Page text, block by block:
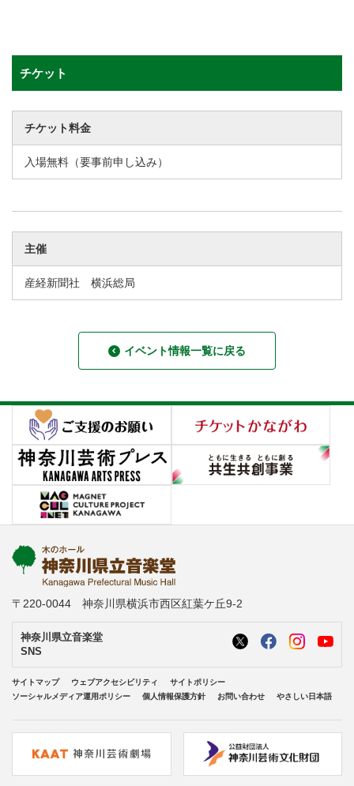
チケット
チケット料金
入場無料（要事前申し込み）
主催
産経新聞社 横浜総局
イベント情報一覧に戻る
〒220-0044 神奈川県横浜市西区紅葉ケ丘9-2
神奈川県立音楽堂
SNS
サイトマップ ウェブアクセシビリティ
サイトポリシー
ソーシャルメディア運用ポリシー
個人情報保護方針 お問い合わせ やさしい日本語